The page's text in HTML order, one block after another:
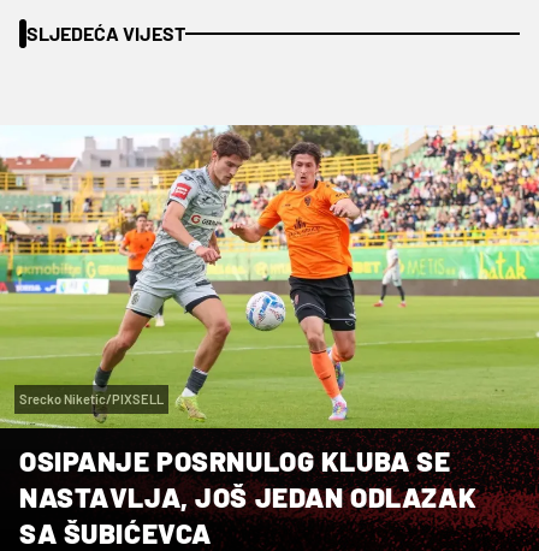
SLJEDEĆA VIJEST
Srecko Niketic/PIXSELL
OSIPANJE POSRNULOG KLUBA SE
NASTAVLJA, JOŠ JEDAN ODLAZAK
SA ŠUBIĆEVCA